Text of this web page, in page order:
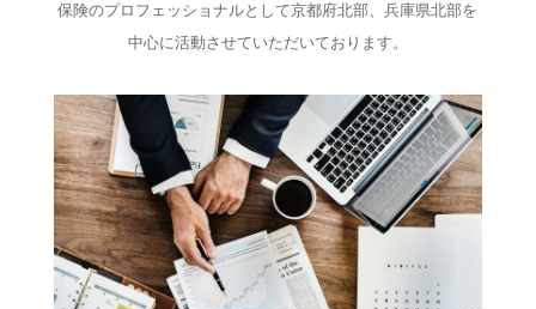
保険のプロフェッショナルとして京都府北部、兵庫県北部を
中心に活動させていただいております。